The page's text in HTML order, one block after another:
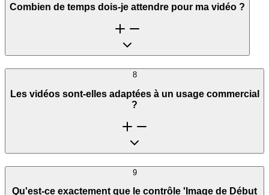
Combien de temps dois-je attendre pour ma vidéo ?
8
Les vidéos sont-elles adaptées à un usage commercial
?
9
Qu'est-ce exactement que le contrôle 'Image de Début